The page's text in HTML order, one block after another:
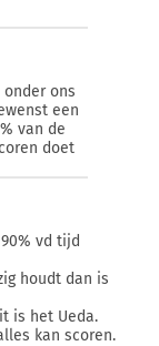
ons
een
van de
doet
vd tijd
houdt dan is
is het Ueda.
kan scoren.